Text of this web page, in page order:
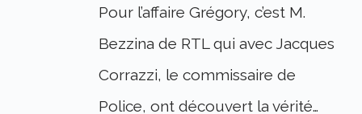
Pour l’affaire Grégory, c’est M.
Bezzina de RTL qui avec Jacques
Corrazzi, le commissaire de
Police, ont découvert la vérité…